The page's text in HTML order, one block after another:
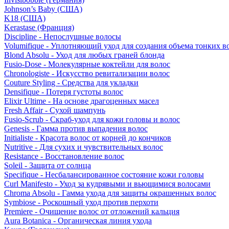
Johnson’s Baby (США)
K18 (США)
Kerastase (Франция)
Discipline - Непослушные волосы
Volumifique - Уплотняющий уход для создания объема тонких
Blond Absolu - Уход для любых граней блонда
Fusio-Dose - Молекулярные коктейли для волос
Chronologiste - Искусство ревитализации волос
Couture Styling - Средства для укладки
Densifique - Потеря густоты волос
Elixir Ultime - На основе драгоценных масел
Fresh Affair - Сухой шампунь
Fusio-Scrub - Скраб-уход для кожи головы и волос
Genesis - Гамма против выпадения волос
Initialiste - Красота волос от корней до кончиков
Nutritive - Для сухих и чувствительных волос
Resistance - Восстановление волос
Soleil - Защита от солнца
Specifique - Несбалансированное состояние кожи головы
Curl Manifesto - Уход за кудрявыми и вьющимися волосами
Chroma Absolu - Гамма ухода для защиты окрашенных волос
Symbiose - Роскошный уход против перхоти
Premiere - Очищение волос от отложений кальция
Aura Botanica - Органическая линия ухода